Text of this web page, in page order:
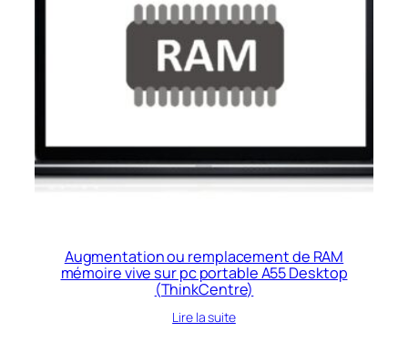
Augmentation ou remplacement de RAM
mémoire vive sur pc portable A55 Desktop
(ThinkCentre)
Lire la suite